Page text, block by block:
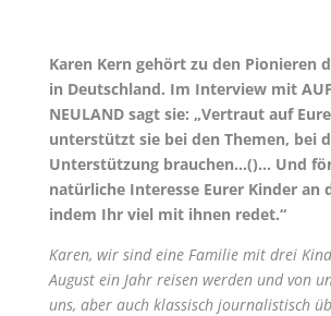
Karen Kern gehört zu den Pionieren
in Deutschland. Im Interview mit
NEULAND sagt sie: „Vertraut auf
unterstützt sie bei den Themen, bei
Unterstützung brauchen…()… Und
natürliche Interesse Eurer Kinder an
indem Ihr viel mit ihnen redet.“
Karen, wir sind eine Familie mit drei
August ein Jahr reisen werden und von
uns, aber auch klassisch journalistisch